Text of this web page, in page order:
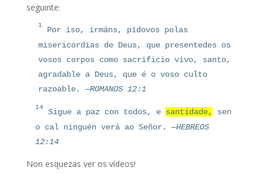
seguinte:
1
Por iso, irmáns, pídovos polas
misericordias de Deus, que presentedes os
vosos corpos como sacrificio vivo, santo,
agradable a Deus, que é o voso culto
razoable. —ROMANOS 12:1
14 Sigue a paz con todos, e santidade,
sen
o cal ninguén verá ao Señor. —HEBREOS
12:14
Non esquezas ver os vídeos!